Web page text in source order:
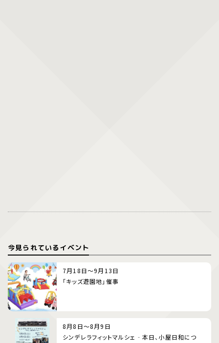
今見られているイベント
7月18日～9月13日
「キッズ遊園地」催事
8月8日～8月9日
シンデレラフィットマルシェ‐本日、小屋日和につ